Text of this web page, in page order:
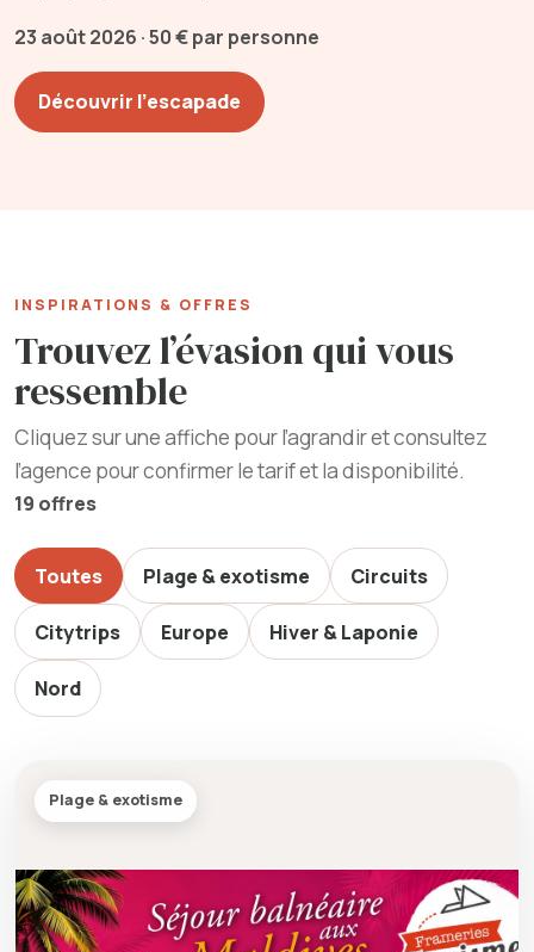
23 août 2026 · 50 € par personne
Découvrir l’escapade
INSPIRATIONS & OFFRES
Trouvez l’évasion qui vous
ressemble
Cliquez sur une affiche pour l’agrandir et consultez
l’agence pour confirmer le tarif et la disponibilité.
19 offres
Toutes Plage & exotisme Circuits
Citytrips Europe Hiver & Laponie
Nord
Plage & exotisme